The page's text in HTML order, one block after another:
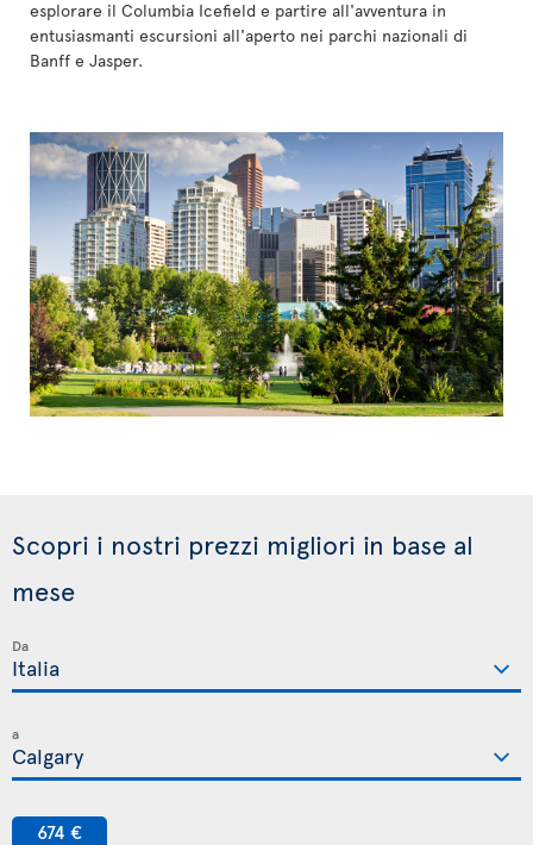
esplorare il Columbia Icefield e partire all'avventura in
entusiasmanti escursioni all'aperto nei parchi nazionali di
Banff e Jasper.
Scopri i nostri prezzi migliori in base al
mese
Da
a
674 €